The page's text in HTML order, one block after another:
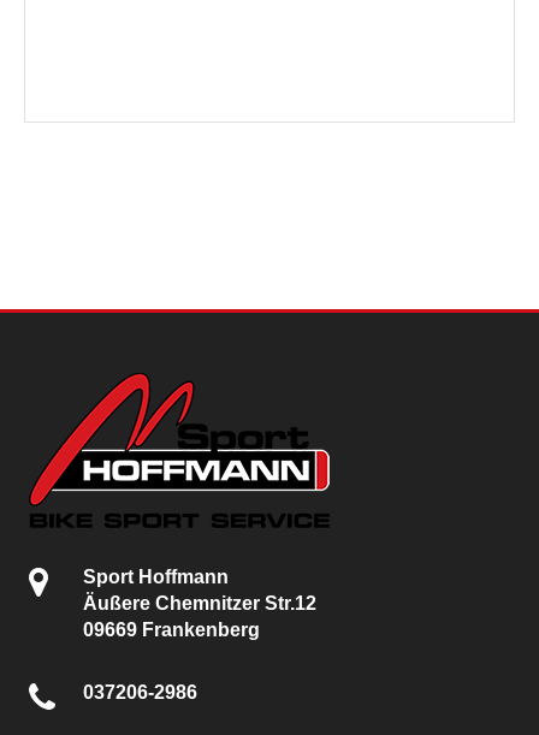
Sport Hoffmann
Äußere Chemnitzer Str.12
09669 Frankenberg
037206-2986